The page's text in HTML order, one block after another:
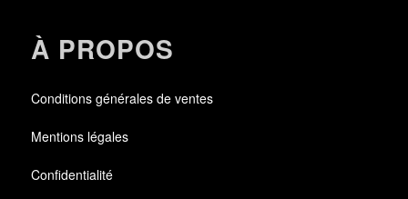
À PROPOS
Conditions générales de ventes
Mentions légales
Confidentialité